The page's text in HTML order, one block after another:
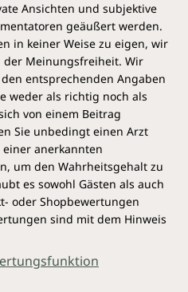
Ansichten und subjektive
geäußert werden.
in keiner Weise zu eigen, wir
Meinungsfreiheit. Wir
entsprechenden Angaben
weder als richtig noch als
von einem Beitrag
Sie unbedingt einen Arzt
anerkannten
um den Wahrheitsgehalt zu
es sowohl Gästen als auch
oder Shopbewertungen
sind mit dem Hinweis